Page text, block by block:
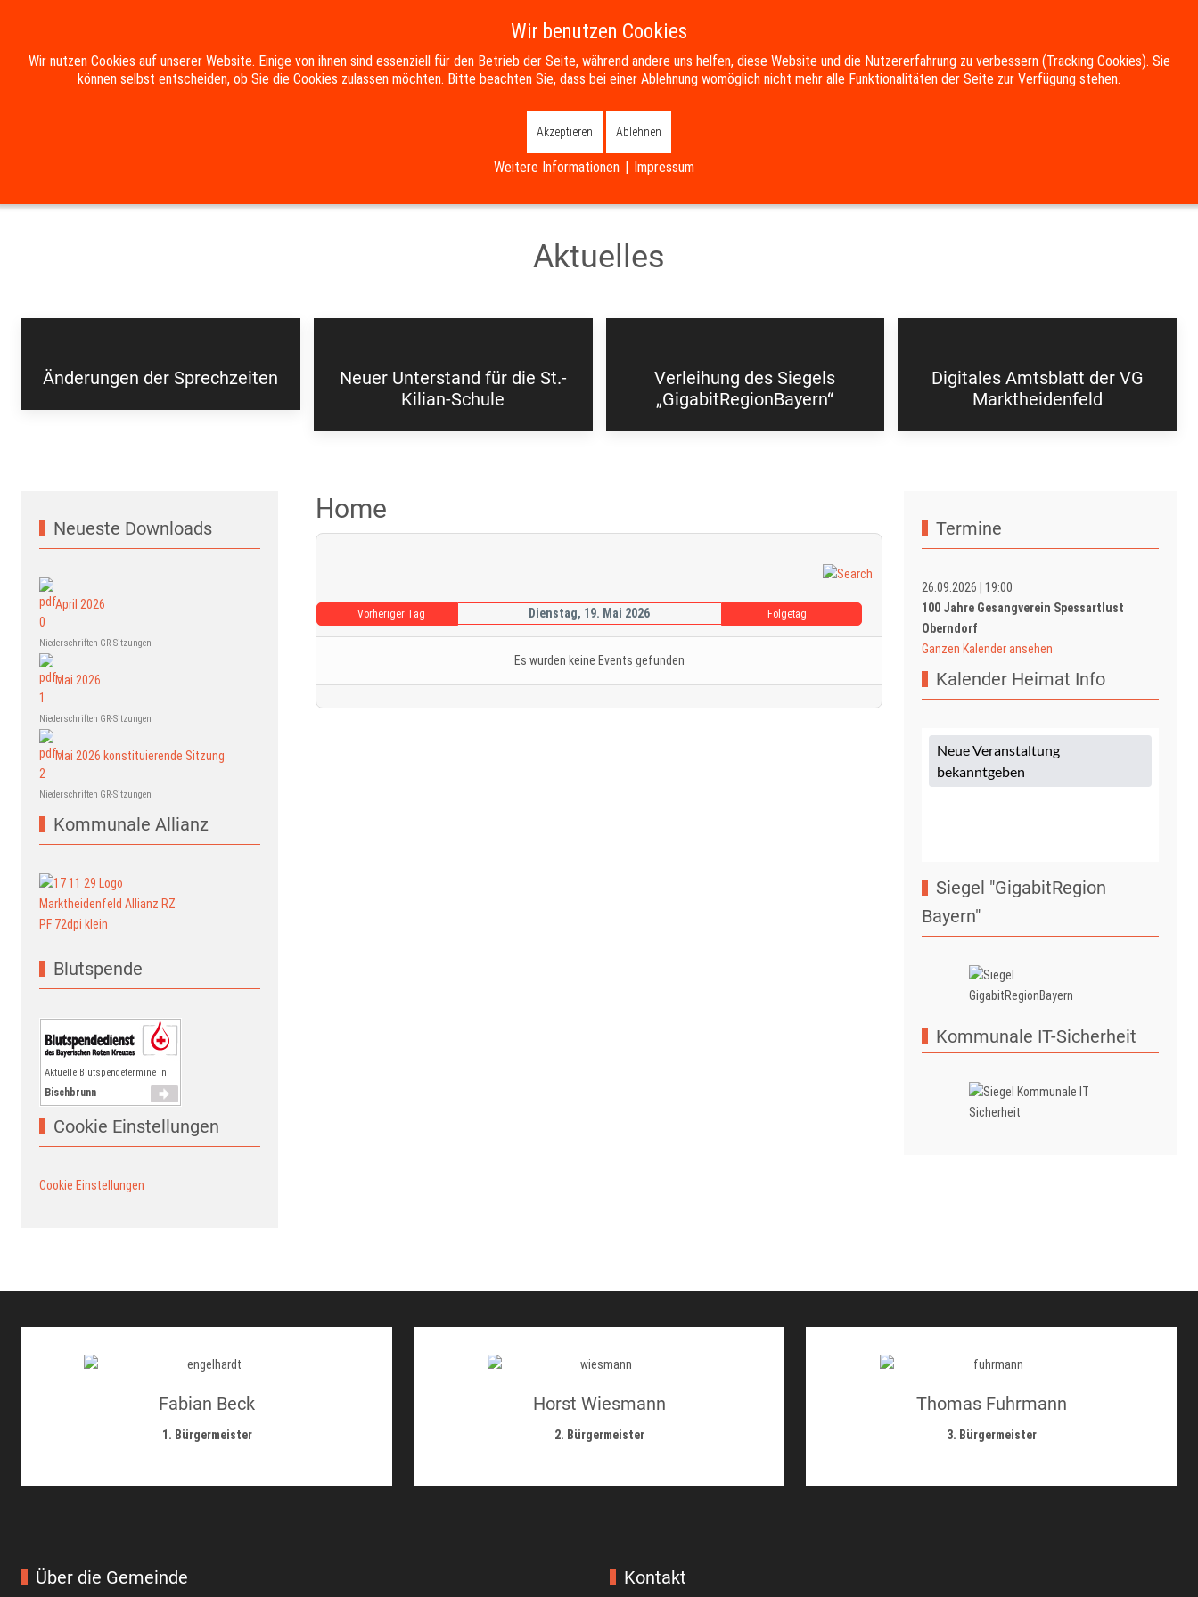
HOME DIE GEMEINDE RATHAUS & BÜRGERSERVICE BILDUNG & SOZIALES WIRTSCHAFT & ENTWICKLUNG KULTUR & FREIZEIT DOWNLOADS
Aktuelles
Änderungen der Sprechzeiten
Neuer Unterstand für die St.-
Kilian-Schule
Verleihung des Siegels
„GigabitRegionBayern“
Digitales Amtsblatt der VG
Marktheidenfeld
Neueste Downloads
April 2026
Niederschriften GR-Sitzungen
Mai 2026
Niederschriften GR-Sitzungen
Mai 2026 konstituierende Sitzung
Niederschriften GR-Sitzungen
Kommunale Allianz
Blutspende
Aktuelle Blutspendetermine in
Bischbrunn
Cookie Einstellungen
Cookie Einstellungen
Home
Vorheriger Tag Dienstag, 19. Mai 2026 Folgetag
Es wurden keine Events gefunden
Termine
26.09.2026
19:00
100 Jahre Gesangverein Spessartlust
Oberndorf
Ganzen Kalender ansehen
Kalender Heimat Info
Siegel "GigabitRegion
Bayern"
Kommunale IT-Sicherheit
Fabian Beck
1. Bürgermeister
Horst Wiesmann
2. Bürgermeister
Thomas Fuhrmann
3. Bürgermeister
Über die Gemeinde Kontakt
Wir benutzen Cookies
Wir nutzen Cookies auf unserer Website. Einige von ihnen sind essenziell für den Betrieb der Seite, während andere uns helfen, diese Website und die Nutzererfahrung zu verbessern (Tracking Cookies). Sie
können selbst entscheiden, ob Sie die Cookies zulassen möchten. Bitte beachten Sie, dass bei einer Ablehnung womöglich nicht mehr alle Funktionalitäten der Seite zur Verfügung stehen.
Akzeptieren Ablehnen
Weitere Informationen | Impressum